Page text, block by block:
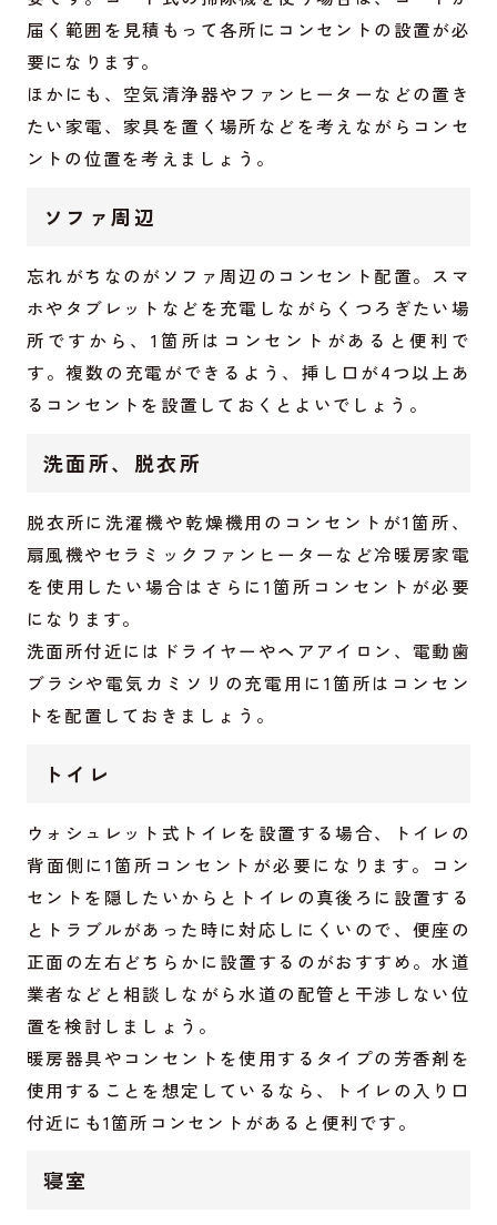
届く範囲を見積もって各所にコンセントの設置が必
要になります。
ほかにも、空気清浄器やファンヒーターなどの置き
たい家電、家具を置く場所などを考えながらコンセ
ントの位置を考えましょう。
ソファ周辺
忘れがちなのがソファ周辺のコンセント配置。スマ
ホやタブレットなどを充電しながらくつろぎたい場
所ですから、1箇所はコンセントがあると便利で
す。複数の充電ができるよう、挿し口が4つ以上あ
るコンセントを設置しておくとよいでしょう。
洗面所、脱衣所
脱衣所に洗濯機や乾燥機用のコンセントが1箇所、
扇風機やセラミックファンヒーターなど冷暖房家電
を使用したい場合はさらに1箇所コンセントが必要
になります。
洗面所付近にはドライヤーやヘアアイロン、電動歯
ブラシや電気カミソリの充電用に1箇所はコンセン
トを配置しておきましょう。
トイレ
ウォシュレット式トイレを設置する場合、トイレの
背面側に1箇所コンセントが必要になります。コン
セントを隠したいからとトイレの真後ろに設置する
とトラブルがあった時に対応しにくいので、便座の
正面の左右どちらかに設置するのがおすすめ。水道
業者などと相談しながら水道の配管と干渉しない位
置を検討しましょう。
暖房器具やコンセントを使用するタイプの芳香剤を
使用することを想定しているなら、トイレの入り口
付近にも1箇所コンセントがあると便利です。
寝室